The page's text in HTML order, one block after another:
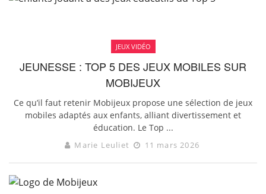
JEUX VIDÉO
JEUNESSE : TOP 5 DES JEUX MOBILES SUR
MOBIJEUX
Ce qu’il faut retenir Mobijeux propose une sélection de jeux
mobiles adaptés aux enfants, alliant divertissement et
éducation. Le Top ...
Marie Leuliet 11 mars 2026